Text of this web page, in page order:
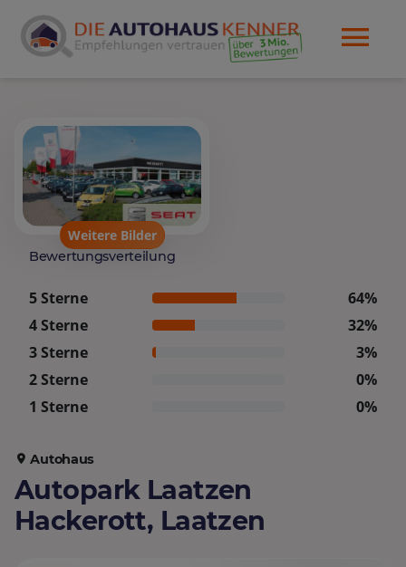
Weitere Bilder
Bewertungsverteilung
5 Sterne
64%
4 Sterne
32%
3 Sterne
3%
2 Sterne
0%
1 Sterne
0%
Autohaus
Autopark Laatzen
Hackerott, Laatzen